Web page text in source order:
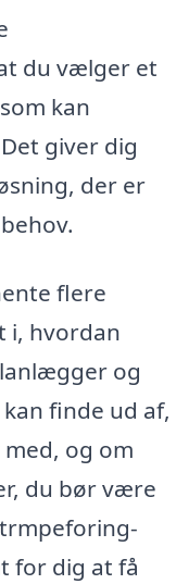
du vælger et
kan
giver dig
der er
flere
i, hvordan
og
finde ud af,
og om
du bør være
for dig at få